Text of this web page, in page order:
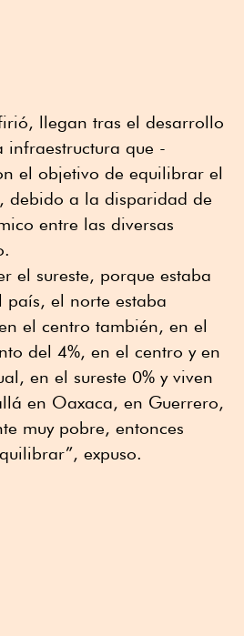
llegan tras el desarrollo
infraestructura que -
el objetivo de equilibrar el
debido a la disparidad de
entre las diversas
el sureste, porque estaba
país, el norte estaba
el centro también, en el
del 4%, en el centro y en
en el sureste 0% y viven
en Oaxaca, en Guerrero,
muy pobre, entonces
expuso.